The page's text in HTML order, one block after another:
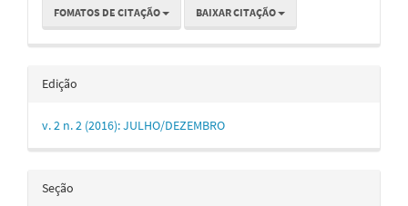
FOMATOS DE CITAÇÃO BAIXAR CITAÇÃO
Edição
v. 2 n. 2 (2016): JULHO/DEZEMBRO
Seção